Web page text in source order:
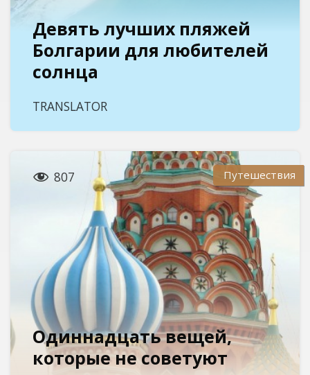
Девять лучших пляжей
Болгарии для любителей
солнца
TRANSLATOR
 807 Путешествия
Одиннадцать вещей,
которые не советуют